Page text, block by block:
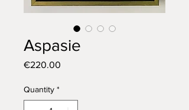
Aspasie
€220.00
Quantity *